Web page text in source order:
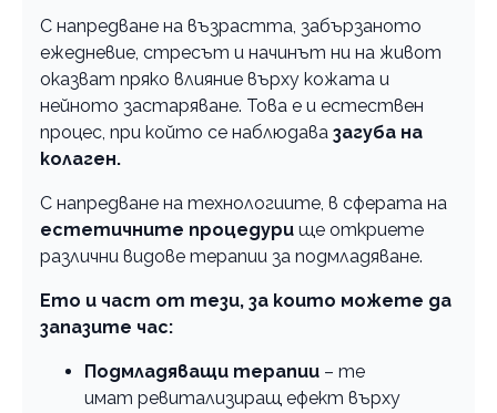
С напредване на възрастта, забързаното
ежедневие, стресът и начинът ни на живот
оказват пряко влияние върху кожата и
нейното застаряване. Това е и естествен
процес, при който се наблюдава загуба на
колаген.
С напредване на технологиите, в сферата на
естетичните процедури ще откриете
различни видове терапии за подмладяване.
Ето и част от тези, за които можете да
запазите час:
Подмладяващи терапии – те
имат ревитализиращ ефект върху